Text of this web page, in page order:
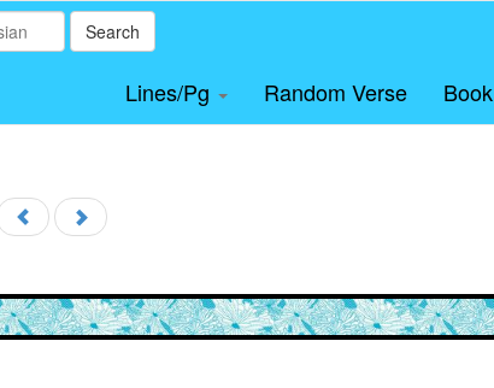
Search
Lines/Pg Random Verse Book